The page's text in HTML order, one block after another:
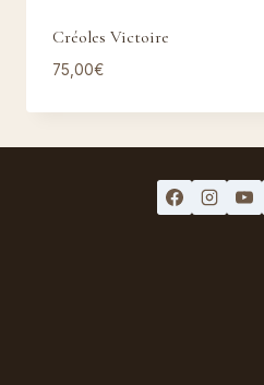
Créoles Victoire
75,00€